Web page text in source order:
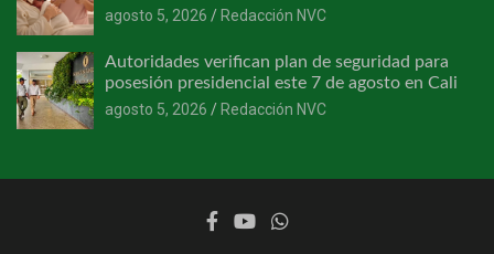
agosto 5, 2026
Redacción NVC
Autoridades verifican plan de seguridad para
posesión presidencial este 7 de agosto en Cali
agosto 5, 2026
Redacción NVC